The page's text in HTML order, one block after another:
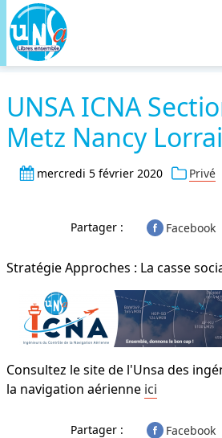
UNSA ICNA
Metz Nancy
mercredi 5 février 2020 Privé
Partager : Facebook
Stratégie Approches : La casse
Consultez le site de l'Unsa des
la navigation aérienne ici
Partager : Facebook